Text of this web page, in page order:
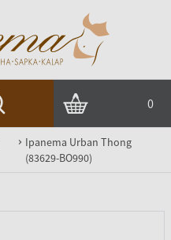
0
Ipanema Urban Thong
(83629-BO990)